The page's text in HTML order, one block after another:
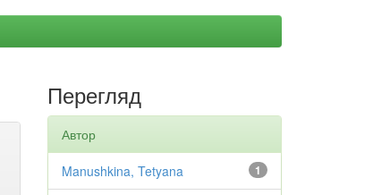
Перегляд
Автор
1
Manushkina, Tetyana